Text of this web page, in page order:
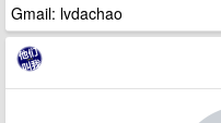
Gmail: lvdachao